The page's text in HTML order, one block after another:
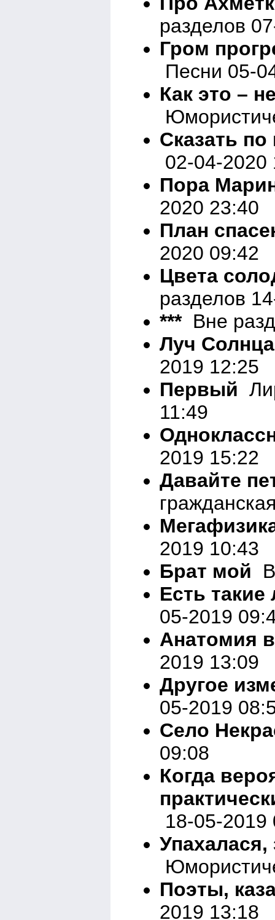
разделов
Гром
Песни 05-
Как это –
Сказать по
02-04-2020
Пора
2020 23:40
План
2020 09:42
Цвета
разделов
***Вне
Луч
2019 12:25
Первый
11:49
2019 15:22
Давайте
2019 10:43
Брат мой
Есть
05-2019
Анатомия
2019 13:09
Другое
05-2019
Село
09:08
Когда
18-05-2019
Упахалася,
Поэты,
2019 13:18